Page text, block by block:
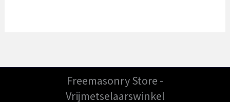
Freemasonry Store -
Vrijmetselaarswinkel